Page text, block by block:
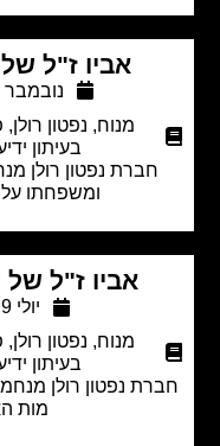
אביו ז"ל של אלי
נובמבר 11, 2019
מנוח
נפטון רולן,פרסום
בעיתון ידיעות
חברת נפטון רולן מנחמת את
ומשפחתו על מות
אביו ז"ל של
מנוח
נפטון רולן,פרסום
בעיתון ידיעות
נפטון רולן מנחמת את
מות האב.